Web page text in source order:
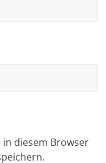
in diesem Browser